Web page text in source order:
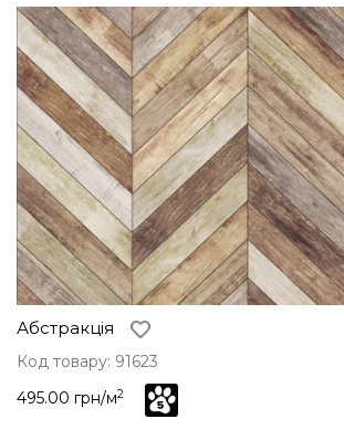
Абстракція
Код товару: 91623
495.00 грн/м2